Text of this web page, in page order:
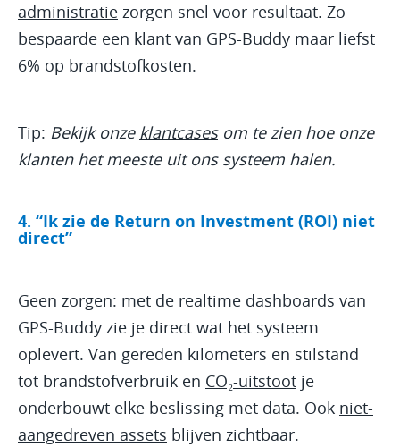
administratie zorgen snel voor resultaat. Zo
bespaarde een klant van GPS-Buddy maar liefst
6% op brandstofkosten.
Tip: Bekijk onze klantcasesom te zien hoe onze
klanten het meeste uit ons systeem halen.
4. “Ik zie de Return on Investment (ROI) niet
direct”
Geen zorgen: met de realtime dashboards van
GPS-Buddy zie je direct wat het systeem
oplevert. Van gereden kilometers en stilstand
tot brandstofverbruik en CO₂-uitstoot je
onderbouwt elke beslissing met data. Ook niet-
aangedreven assets blijven zichtbaar.